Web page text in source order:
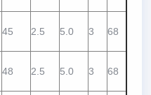
45 2.5 5.0 3 68
48 2.5 5.0 3 68